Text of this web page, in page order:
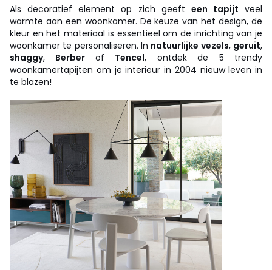
Als decoratief element op zich geeft een tapijt veel
warmte aan een woonkamer. De keuze van het design, de
kleur en het materiaal is essentieel om de inrichting van je
woonkamer te personaliseren. In natuurlijke vezels, geruit,
shaggy, Berber of Tencel, ontdek de 5 trendy
woonkamertapijten om je interieur in 2004 nieuw leven in
te blazen!